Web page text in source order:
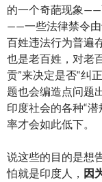
的一个奇葩现象——
——一些法律禁令
百姓违法行为普遍
也是老百姓，对老
贡”来决定是否“纠
题也会编造点问题
印度社会的各种“
率才会如此低下。
说这些的目的是想
怕就是印度人， 因